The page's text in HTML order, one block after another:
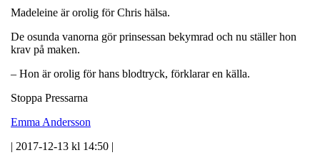
Madeleine är orolig för Chris hälsa.
De osunda vanorna gör prinsessan bekymrad och nu ställer hon
krav på maken.
– Hon är orolig för hans blodtryck, förklarar en källa.
Stoppa Pressarna
Emma Andersson
| 2017-12-13 kl 14:50 |